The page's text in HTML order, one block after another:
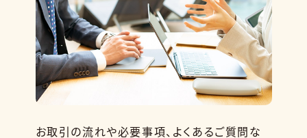
お取引の流れや必要事項、よくあるご質問な